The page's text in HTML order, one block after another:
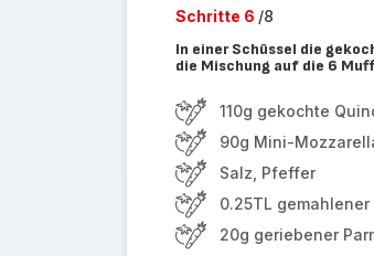
Schritte 6 /8
In einer Schüssel die
die Mischung auf die 6
110g gekochte
90g Mini-
Salz, Pfeffer
0.25TL
20g geriebener